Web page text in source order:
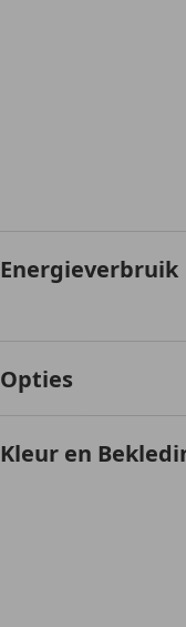
Energieverbruik
Opties
Kleur en